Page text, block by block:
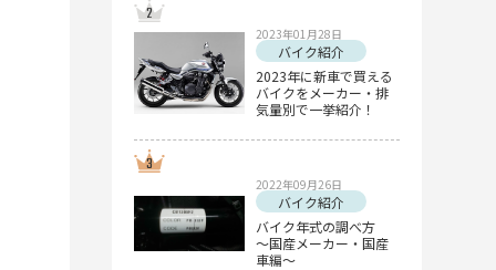
2023年01月28日
バイク紹介
2023年に新車で買える
バイクをメーカー・排
気量別で一挙紹介！
2022年09月26日
バイク紹介
バイク年式の調べ方
～国産メーカー・国産
車編～